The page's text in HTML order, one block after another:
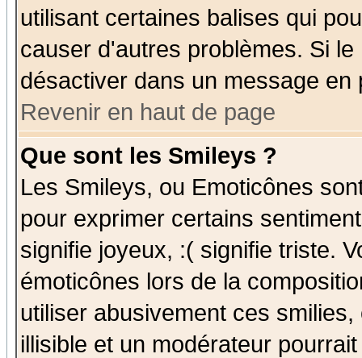
utilisant certaines balises qui
causer d'autres problèmes. Si
désactiver dans un message
Revenir en haut de page
Que sont les Smileys ?
Les Smileys, ou Emoticônes
pour exprimer certains
signifie joyeux, :( signifie triste.
émoticônes lors de la
utiliser abusivement ces
illisible et un modérateur